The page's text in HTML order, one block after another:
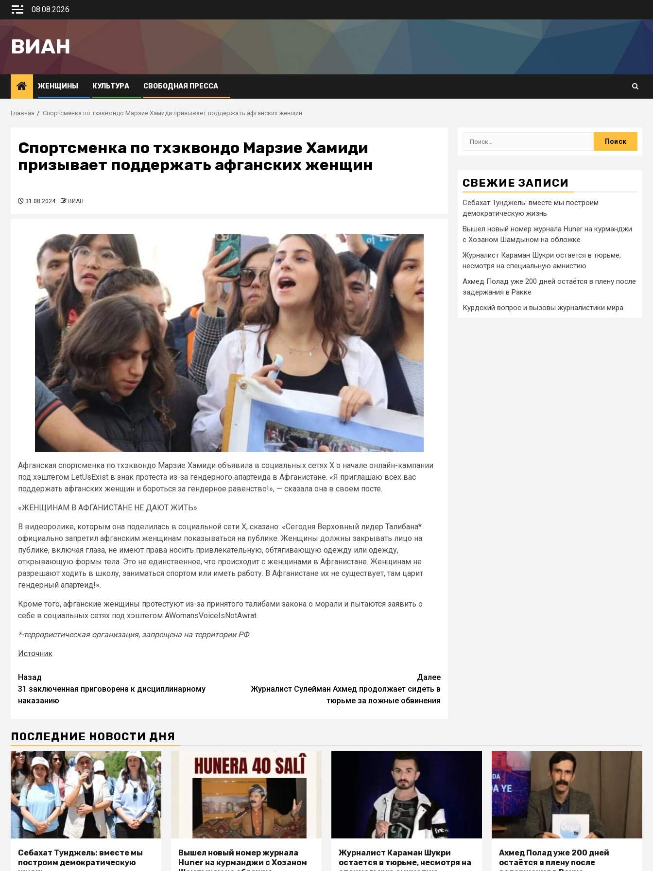
08.08.2026
ВИАН
ЖЕНЩИНЫ КУЛЬТУРА СВОБОДНАЯ ПРЕССА
Главная Спортсменка по тхэквондо Марзие Хамиди призывает поддержать афганских женщин
Спортсменка по тхэквондо Марзие Хамиди
призывает поддержать афганских женщин
31.08.2024 ВИАН
Афганская спортсменка по тхэквондо Марзие Хамиди объявила в социальных сетях X о начале онлайн-кампании
под хэштегом LetUsExist в знак протеста из-за гендерного апартеида в Афганистане. «Я приглашаю всех вас
поддержать афганских женщин и бороться за гендерное равенство!», — сказала она в своем посте.
«ЖЕНЩИНАМ В АФГАНИСТАНЕ НЕ ДАЮТ ЖИТЬ»
В видеоролике, которым она поделилась в социальной сети X, сказано: «Сегодня Верховный лидер Талибана*
официально запретил афганским женщинам показываться на публике. Женщины должны закрывать лицо на
публике, включая глаза, не имеют права носить привлекательную, обтягивающую одежду или одежду,
открывающую формы тела. Это не единственное, что происходит с женщинами в Афганистане. Женщинам не
разрешают ходить в школу, заниматься спортом или иметь работу. В Афганистане их не существует, там царит
гендерный апартеид!».
Кроме того, афганские женщины протестуют из-за принятого талибами закона о морали и пытаются заявить о
себе в социальных сетях под хэштегом AWomansVoiceIsNotAwrat.
*-террористическая организация, запрещена на территории РФ
Источник
Назад
31 заключенная приговорена к дисциплинарному
наказанию
Далее
Журналист Сулейман Ахмед продолжает сидеть в
тюрьме за ложные обвинения
СВЕЖИЕ ЗАПИСИ
Себахат Тунджель: вместе мы построим
демократическую жизнь
Вышел новый номер журнала Huner на курманджи
с Хозаном Шамдыном на обложке
Журналист Караман Шукри остается в тюрьме,
несмотря на специальную амнистию
Ахмед Полад уже 200 дней остаётся в плену после
задержания в Ракке
Курдский вопрос и вызовы журналистики мира
ПОСЛЕДНИЕ НОВОСТИ ДНЯ
Себахат Тунджель: вместе мы
построим демократическую
Вышел новый номер журнала
Huner на курманджи с Хозаном
Журналист Караман Шукри
остается в тюрьме, несмотря на
Ахмед Полад уже 200 дней
остаётся в плену после